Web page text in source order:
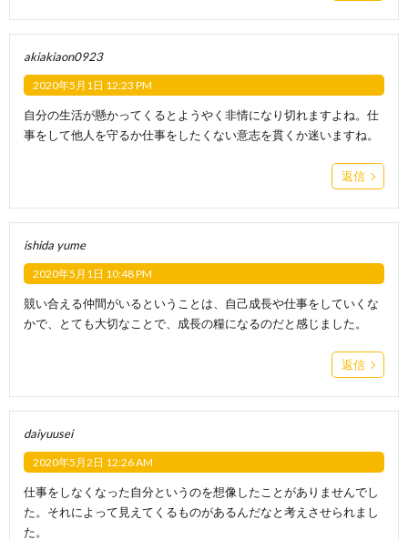
akiakiaon0923
2020年5月1日 12:23 PM
自分の生活が懸かってくるとようやく非情になり切れますよね。仕
事をして他人を守るか仕事をしたくない意志を貫くか迷いますね。
返信
ishida yume
2020年5月1日 10:48 PM
競い合える仲間がいるということは、自己成長や仕事をしていくな
かで、とても大切なことで、成長の糧になるのだと感じました。
返信
daiyuusei
2020年5月2日 12:26 AM
仕事をしなくなった自分というのを想像したことがありませんでし
た。それによって見えてくるものがあるんだなと考えさせられまし
た。